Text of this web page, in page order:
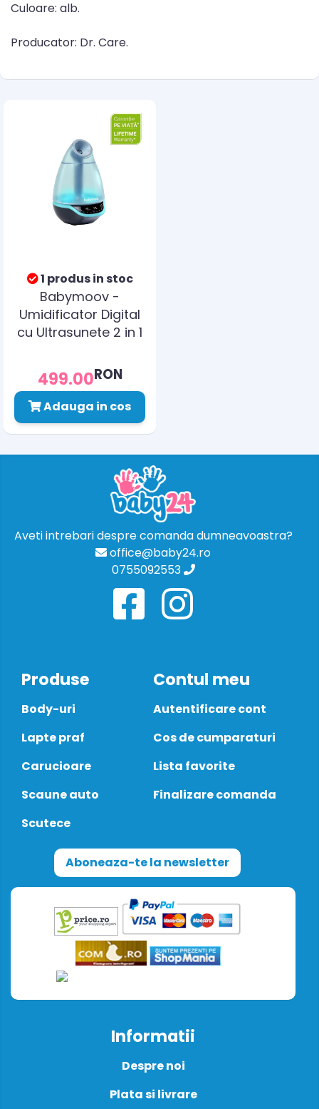
Culoare: alb.
Producator: Dr. Care.
1 produs in stoc
Babymoov -
Umidificator Digital
cu Ultrasunete 2 in 1
499.00RON
Adauga in cos
Aveti intrebari despre comanda dumneavoastra?
office@baby24.ro
0755092553
Produse
Body-uri
Lapte praf
Carucioare
Scaune auto
Scutece
Contul meu
Autentificare cont
Cos de cumparaturi
Lista favorite
Finalizare comanda
Aboneaza-te la newsletter
Informatii
Despre noi
Plata si livrare